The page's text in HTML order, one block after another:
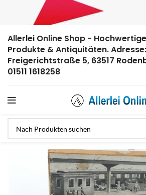
Allerlei Online Shop -
Produkte & Antiquitäten. Adresse:
Freigerichtstraße 5, 63517
01511 1618258